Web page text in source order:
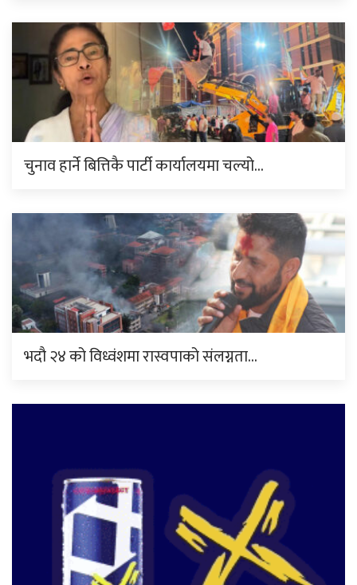
चुनाव हार्ने बित्तिकै पार्टी कार्यालयमा चल्यो…
भदौ २४ को विध्वंशमा रास्वपाको संलग्नता…